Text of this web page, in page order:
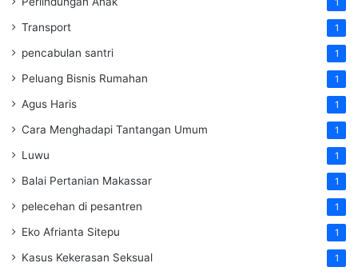
1
Transport 1
pencabulan santri 1
Peluang Bisnis Rumahan 1
Agus Haris 1
Cara Menghadapi Tantangan Umum 1
Luwu 1
Balai Pertanian Makassar 1
pelecehan di pesantren 1
Eko Afrianta Sitepu 1
Kasus Kekerasan Seksual 1